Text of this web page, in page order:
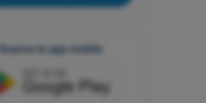
Scarica le app mobile